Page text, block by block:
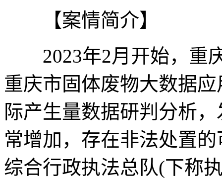
【案情简介】
2023年2月开始，重
重庆市固体废物大数据
际产生量数据研判分析
常增加，存在非法处置
综合行政执法总队(下称